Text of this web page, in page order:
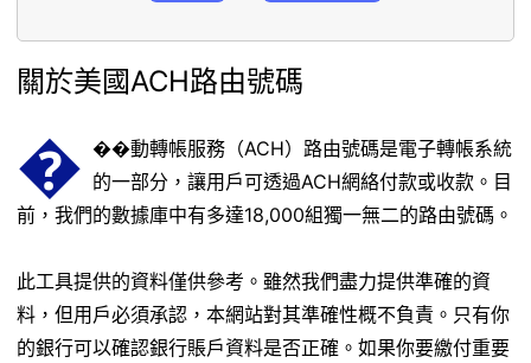
關於美國ACH路由號碼
� ��動轉帳服務（ACH）路由號碼是電子轉帳系統
的一部分，讓用戶可透過ACH網絡付款或收款。目
前，我們的數據庫中有多達18,000組獨一無二的路由號碼。
此工具提供的資料僅供參考。雖然我們盡力提供準確的資
料，但用戶必須承認，本網站對其準確性概不負責。只有你
的銀行可以確認銀行賬戶資料是否正確。如果你要繳付重要